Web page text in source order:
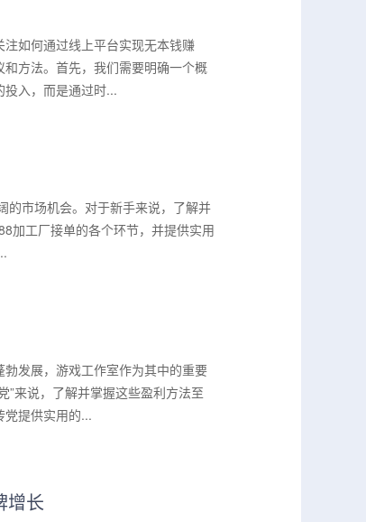
如何通过线上平台实现无本钱赚
方法。首先，我们需要明确一个概
入，而是通过时...
的市场机会。对于新手来说，了解并
加工厂接单的各个环节，并提供实用
发展，游戏工作室作为其中的重要
”来说，了解并掌握这些盈利方法至
党提供实用的...
增长